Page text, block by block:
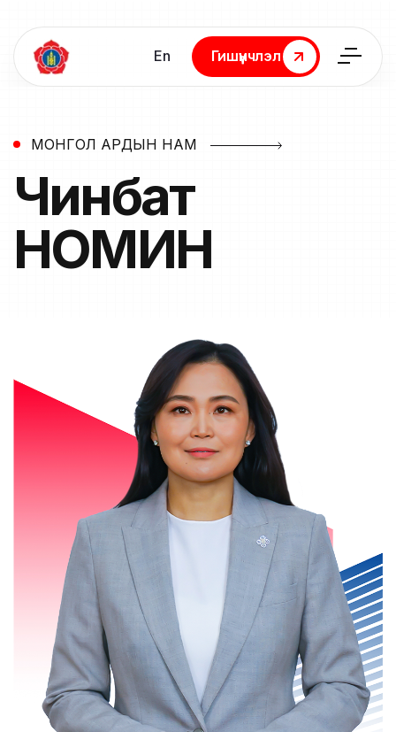
En
Гишүүнчлэл
Гишүүнчлэл
МОНГОЛ АРДЫН НАМ
Чинбат
НОМИН